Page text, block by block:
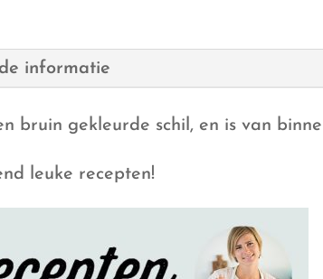
informatie
bruin gekleurde schil, en is van
leuke recepten!